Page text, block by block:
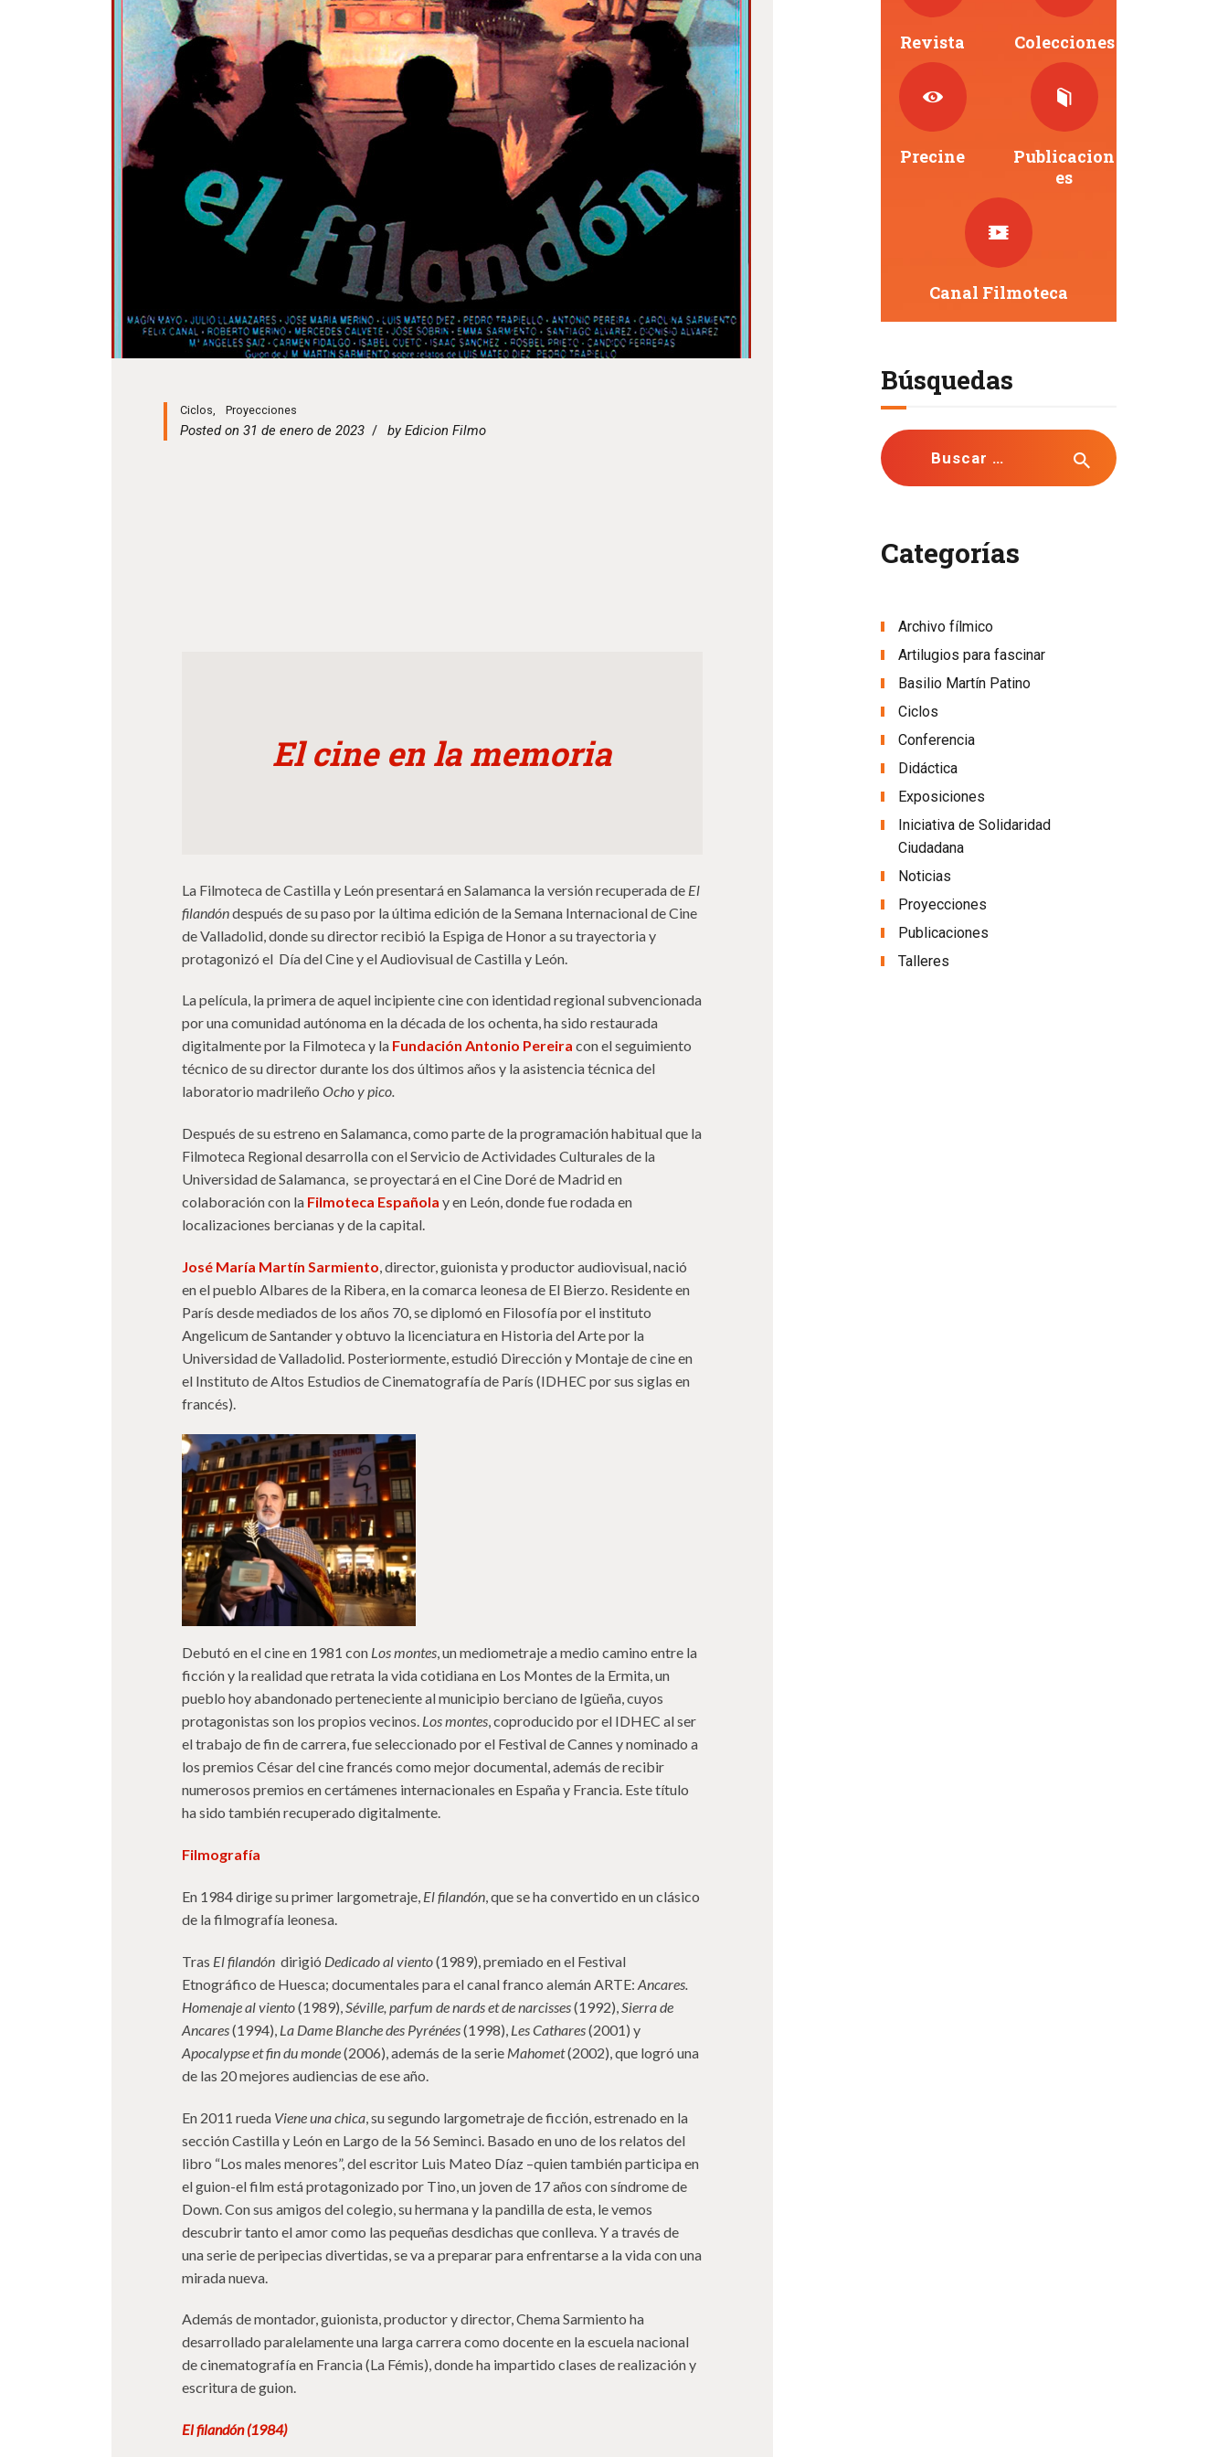
Ciclos, Proyecciones
Posted on 31 de enero de 2023 byEdicion Filmo
El cine en la memoria
La Filmoteca de Castilla y León presentará en Salamanca la versión recuperada de El
filandóndespués de su paso por la última edición de la Semana Internacional de Cine
de Valladolid, donde su director recibió la Espiga de Honor a su trayectoria y
protagonizó el Día del Cine y el Audiovisual de Castilla y León.
La película, la primera de aquel incipiente cine con identidad regional subvencionada
por una comunidad autónoma en la década de los ochenta, ha sido restaurada
digitalmente por la Filmoteca y la Fundación Antonio Pereira con el seguimiento
técnico de su director durante los dos últimos años y la asistencia técnica del
laboratorio madrileño Ocho y pico.
Después de su estreno en Salamanca, como parte de la programación habitual que la
Filmoteca Regional desarrolla con el Servicio de Actividades Culturales de la
Universidad de Salamanca, se proyectará en el Cine Doré de Madrid en
colaboración con la Filmoteca Española y en León, donde fue rodada en
localizaciones bercianas y de la capital.
José María Martín Sarmiento, director, guionista y productor audiovisual, nació
en el pueblo Albares de la Ribera, en la comarca leonesa de El Bierzo. Residente en
París desde mediados de los años 70, se diplomó en Filosofía por el instituto
Angelicum de Santander y obtuvo la licenciatura en Historia del Arte por la
Universidad de Valladolid. Posteriormente, estudió Dirección y Montaje de cine en
el Instituto de Altos Estudios de Cinematografía de París (IDHEC por sus siglas en
francés).
Debutó en el cine en 1981 con Los montes, un mediometraje a medio camino entre la
ficción y la realidad que retrata la vida cotidiana en Los Montes de la Ermita, un
pueblo hoy abandonado perteneciente al municipio berciano de Igüeña, cuyos
protagonistas son los propios vecinos. Los montes, coproducido por el IDHEC al ser
el trabajo de fin de carrera, fue seleccionado por el Festival de Cannes y nominado a
los premios César del cine francés como mejor documental, además de recibir
numerosos premios en certámenes internacionales en España y Francia. Este título
ha sido también recuperado digitalmente.
Filmografía
En 1984 dirige su primer largometraje, El filandón, que se ha convertido en un clásico
de la filmografía leonesa.
Tras El filandóndirigió Dedicado al viento(1989), premiado en el Festival
Etnográfico de Huesca; documentales para el canal franco alemán ARTE: Ancares.
Homenaje al viento(1989),Séville, parfum de nards et de narcisses(1992),Sierra de
Ancares(1994), La Dame Blanche des Pyrénées(1998), Les Cathares(2001) y
Apocalypse et fin du monde(2006), además de la serie Mahomet(2002), que logró una
de las 20 mejores audiencias de ese año.
En 2011 rueda Viene una chica, su segundo largometraje de ficción, estrenado en la
sección Castilla y León en Largo de la 56 Seminci. Basado en uno de los relatos del
libro “Los males menores”, del escritor Luis Mateo Díaz –quien también participa en
el guion-el film está protagonizado por Tino, un joven de 17 años con síndrome de
Down. Con sus amigos del colegio, su hermana y la pandilla de esta, le vemos
descubrir tanto el amor como las pequeñas desdichas que conlleva. Y a través de
una serie de peripecias divertidas, se va a preparar para enfrentarse a la vida con una
mirada nueva.
Además de montador, guionista, productor y director, Chema Sarmiento ha
desarrollado paralelamente una larga carrera como docente en la escuela nacional
de cinematografía en Francia (La Fémis), donde ha impartido clases de realización y
escritura de guion.
El filandón (1984)
Revista
Precine
Colecciones
Publicacion
Es
Canal Filmoteca
Búsquedas
Buscar:
Categorías
Archivo fílmico
Artilugios para fascinar
Basilio Martín Patino
Ciclos
Conferencia
Didáctica
Exposiciones
Iniciativa de Solidaridad
Ciudadana
Noticias
Proyecciones
Publicaciones
Talleres